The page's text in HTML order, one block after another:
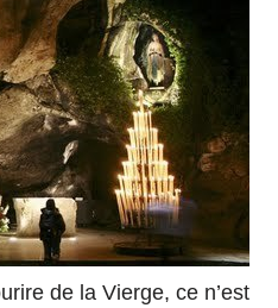
de la Vierge, ce n’est